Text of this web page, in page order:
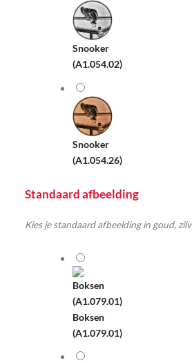
Snooker
(A1.054.02)
Snooker
(A1.054.26)
Standaard afbeelding
Kies je standaard afbeelding in goud,
Boksen
(A1.079.01)